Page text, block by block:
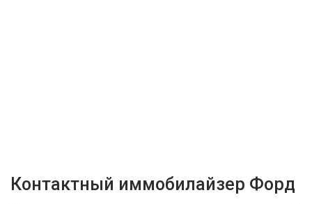
Контактный иммобилайзер Форд